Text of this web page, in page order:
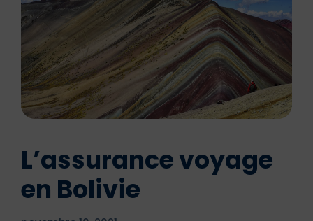
L’assurance voyage
en Bolivie